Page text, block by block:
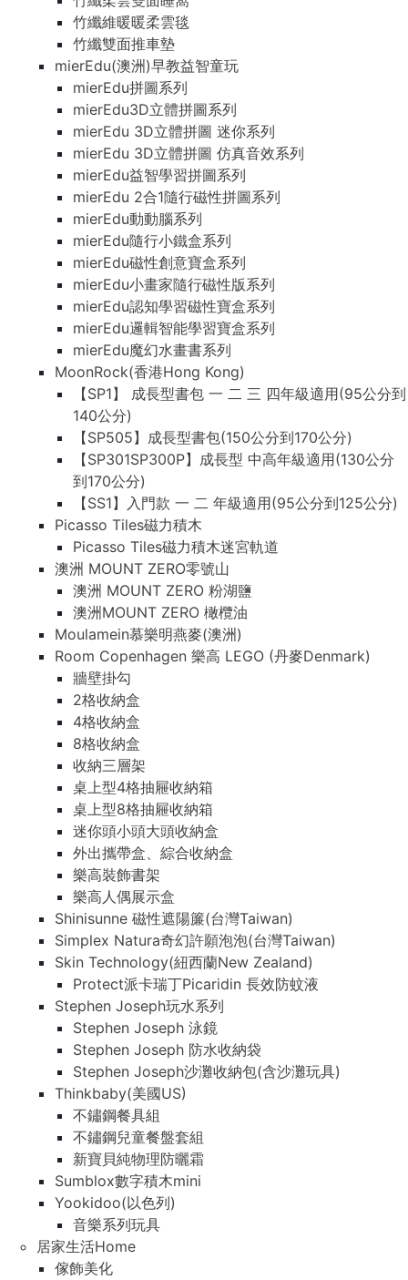
竹纖維暖暖柔雲毯
竹纖雙面推車墊
mierEdu(澳洲)早教益智童玩
mierEdu拼圖系列
mierEdu3D立體拼圖系列
mierEdu 3D立體拼圖 迷你系列
mierEdu 3D立體拼圖 仿真音效系列
mierEdu益智學習拼圖系列
mierEdu 2合1隨行磁性拼圖系列
mierEdu動動腦系列
mierEdu隨行小鐵盒系列
mierEdu磁性創意寶盒系列
mierEdu小畫家隨行磁性版系列
mierEdu認知學習磁性寶盒系列
mierEdu邏輯智能學習寶盒系列
mierEdu魔幻水畫書系列
MoonRock(香港Hong Kong)
【SP1】 成長型書包 一 二 三 四年級適用(95公分到
140公分)
【SP505】成長型書包(150公分到170公分)
【SP301SP300P】成長型 中高年級適用(130公分
到170公分)
【SS1】入門款 一 二 年級適用(95公分到125公分)
Picasso Tiles磁力積木
Picasso Tiles磁力積木迷宮軌道
澳洲 MOUNT ZERO零號山
澳洲 MOUNT ZERO 粉湖鹽
澳洲MOUNT ZERO 橄欖油
Moulamein慕樂明燕麥(澳洲)
Room Copenhagen 樂高 LEGO (丹麥Denmark)
牆壁掛勾
2格收納盒
4格收納盒
8格收納盒
收納三層架
桌上型4格抽屜收納箱
桌上型8格抽屜收納箱
迷你頭小頭大頭收納盒
外出攜帶盒、綜合收納盒
樂高裝飾書架
樂高人偶展示盒
Shinisunne 磁性遮陽簾(台灣Taiwan)
Simplex Natura奇幻許願泡泡(台灣Taiwan)
Skin Technology(紐西蘭New Zealand)
Protect派卡瑞丁Picaridin 長效防蚊液
Stephen Joseph玩水系列
Stephen Joseph 泳鏡
Stephen Joseph 防水收納袋
Stephen Joseph沙灘收納包(含沙灘玩具)
Thinkbaby(美國US)
不鏽鋼餐具組
不鏽鋼兒童餐盤套組
新寶貝純物理防曬霜
Sumblox數字積木mini
Yookidoo(以色列)
音樂系列玩具
居家生活Home
傢飾美化